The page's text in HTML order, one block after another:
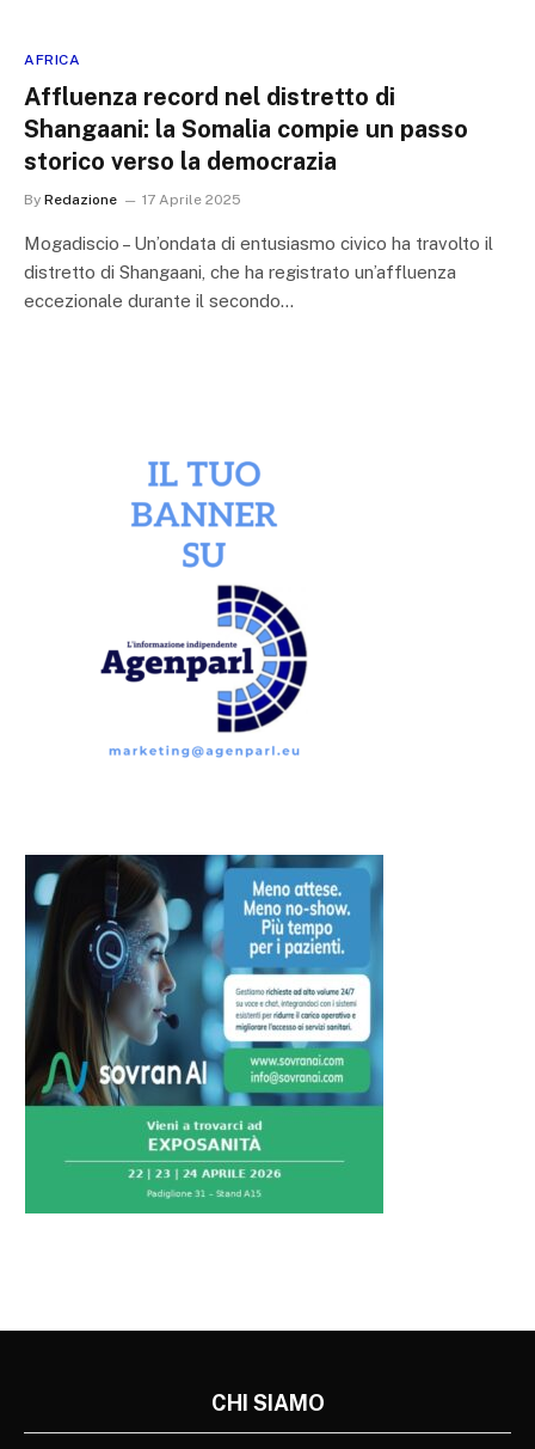
AFRICA
Affluenza record nel distretto di
Shangaani: la Somalia compie un passo
storico verso la democrazia
By Redazione 17 Aprile 2025
Mogadiscio – Un’ondata di entusiasmo civico ha travolto il
distretto di Shangaani, che ha registrato un’affluenza
eccezionale durante il secondo…
CHI SIAMO